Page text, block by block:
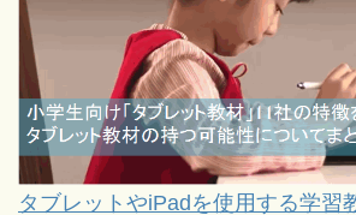
タブレットやiPadを使用する学習